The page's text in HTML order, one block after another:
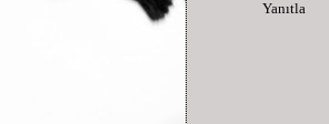
Yanıtla